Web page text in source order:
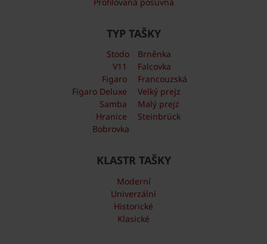
TYP TAŠKY
Stodo
V11
Figaro
Figaro Deluxe
Samba
Hranice
Bobrovka
Brněnka
Falcovka
Francouzská
Velký prejz
Malý prejz
Steinbrück
KLASTR TAŠKY
Moderní
Univerzální
Historické
Klasické